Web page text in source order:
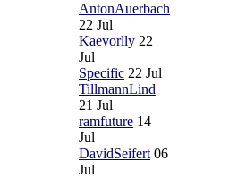
AntonAuerbach
22 Jul
Kaevorlly 22
Jul
Specific 22 Jul
TillmannLind
21 Jul
ramfuture 14
Jul
DavidSeifert 06
Jul